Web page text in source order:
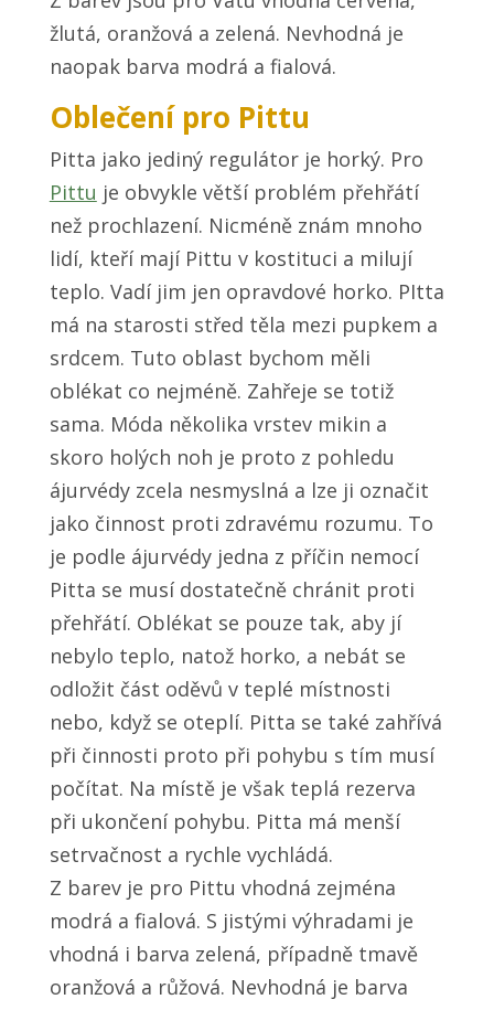
žlutá, oranžová a zelená. Nevhodná je
naopak barva modrá a fialová.
Oblečení pro Pittu
Pitta jako jediný regulátor je horký. Pro
Pittu je obvykle větší problém přehřátí
než prochlazení. Nicméně znám mnoho
lidí, kteří mají Pittu v kostituci a milují
teplo. Vadí jim jen opravdové horko. PItta
má na starosti střed těla mezi pupkem a
srdcem. Tuto oblast bychom měli
oblékat co nejméně. Zahřeje se totiž
sama. Móda několika vrstev mikin a
skoro holých noh je proto z pohledu
ájurvédy zcela nesmyslná a lze ji označit
jako činnost proti zdravému rozumu. To
je podle ájurvédy jedna z příčin nemocí
Pitta se musí dostatečně chránit proti
přehřátí. Oblékat se pouze tak, aby jí
nebylo teplo, natož horko, a nebát se
odložit část oděvů v teplé místnosti
nebo, když se oteplí. Pitta se také zahřívá
při činnosti proto při pohybu s tím musí
počítat. Na místě je však teplá rezerva
při ukončení pohybu. Pitta má menší
setrvačnost a rychle vychládá.
Z barev je pro Pittu vhodná zejména
modrá a fialová. S jistými výhradami je
vhodná i barva zelená, případně tmavě
oranžová a růžová. Nevhodná je barva